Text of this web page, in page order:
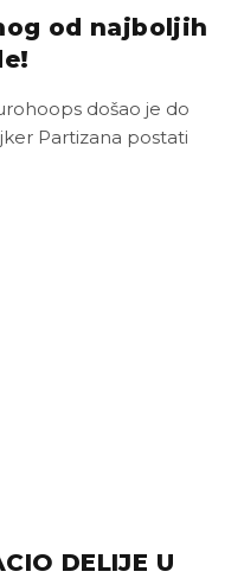
od najboljih
došao je do
Partizana postati
DELIJE U